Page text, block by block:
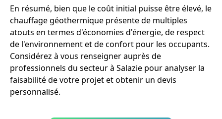
En résumé, bien que le coût initial puisse être élevé, le
chauffage géothermique présente de multiples
atouts en termes d'économies d'énergie, de respect
de l'environnement et de confort pour les occupants.
Considérez à vous renseigner auprès de
professionnels du secteur à Salazie pour analyser la
faisabilité de votre projet et obtenir un devis
personnalisé.